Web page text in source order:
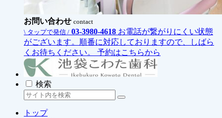
お問い合わせ contact
\ タップで発信 / 03-3980-4618 お電話が繋がりにくい状態
がございます。順番に対応しておりますので、しばら
くお待ちください。
予約はこちらから
検索
トップ